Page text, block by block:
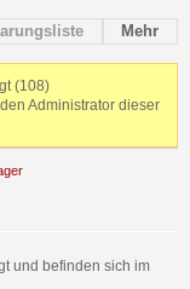
Mehr
(108)
Administrator dieser
und befinden sich im